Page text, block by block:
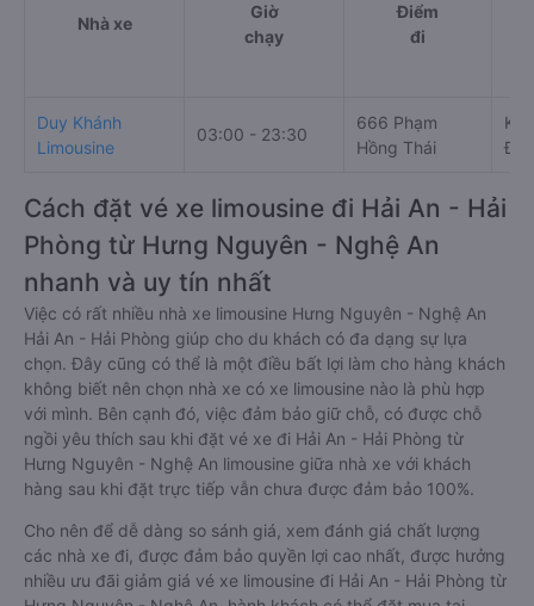
Nhà xe
Giờ
chạy
Điểm
đi
Duy Khánh
Limousine
03:00 - 23:30
666 Phạm
Hồng Thái
Cách đặt vé xe limousine đi Hải An - Hải
Phòng từ Hưng Nguyên - Nghệ An
nhanh và uy tín nhất
Việc có rất nhiều nhà xe limousine Hưng Nguyên - Nghệ An
Hải An - Hải Phòng giúp cho du khách có đa dạng sự lựa
chọn. Đây cũng có thể là một điều bất lợi làm cho hàng khách
không biết nên chọn nhà xe có xe limousine nào là phù hợp
với mình. Bên cạnh đó, việc đảm bảo giữ chỗ, có được chỗ
ngồi yêu thích sau khi đặt vé xe đi Hải An - Hải Phòng từ
Hưng Nguyên - Nghệ An limousine giữa nhà xe với khách
hàng sau khi đặt trực tiếp vẫn chưa được đảm bảo 100%.
Cho nên để dễ dàng so sánh giá, xem đánh giá chất lượng
các nhà xe đi, được đảm bảo quyền lợi cao nhất, được hưởng
nhiều ưu đãi giảm giá vé xe limousine đi Hải An - Hải Phòng từ